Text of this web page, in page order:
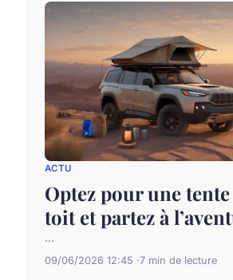
ACTU
Optez pour une
toit et partez à
...
09/06/2026 12:45 7 min de lecture